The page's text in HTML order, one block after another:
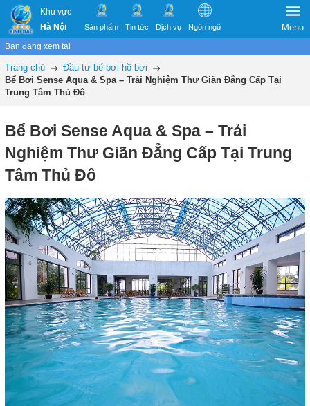
Khu vực
Hà Nội
Sản phẩm Tin tức Dịch vụ Ngôn ngữ Menu
Bạn đang xem tại
Trang chủ
Đầu tư bể bơi hồ bơi
Bể Bơi Sense Aqua & Spa – Trải Nghiệm Thư Giãn Đẳng Cấp Tại
Trung Tâm Thủ Đô
Bể Bơi Sense Aqua & Spa – Trải
Nghiệm Thư Giãn Đẳng Cấp Tại Trung
Tâm Thủ Đô